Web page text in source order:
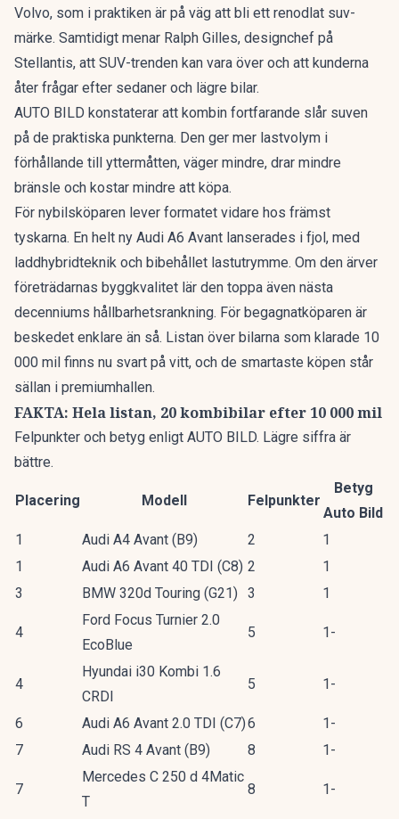
Volvo, som i praktiken är på väg att bli ett renodlat suv-
märke. Samtidigt menar Ralph Gilles, designchef på
Stellantis, att SUV-trenden kan vara över och att kunderna
åter frågar efter sedaner och lägre bilar.
AUTO BILD konstaterar att kombin fortfarande slår suven
på de praktiska punkterna. Den ger mer lastvolym i
förhållande till yttermåtten, väger mindre, drar mindre
bränsle och kostar mindre att köpa.
För nybilsköparen lever formatet vidare hos främst
tyskarna. En helt ny Audi A6 Avant lanserades i fjol, med
laddhybridteknik och bibehållet lastutrymme. Om den ärver
företrädarnas byggkvalitet lär den toppa även nästa
decenniums hållbarhetsrankning. För begagnatköparen är
beskedet enklare än så. Listan över bilarna som klarade 10
000 mil finns nu svart på vitt, och de smartaste köpen står
sällan i premiumhallen.
FAKTA: Hela listan, 20 kombibilar efter 10 000 mil
Felpunkter och betyg enligt AUTO BILD. Lägre siffra är
bättre.
Placering Modell Felpunkter
Betyg
Auto Bild
1
Audi A4 Avant (B9) 2
1
1
Audi A6 Avant 40 TDI (C8) 2
1
3
BMW 320d Touring (G21) 3 1
4
Ford Focus Turnier 2.0
EcoBlue
5 1-
4
Hyundai i30 Kombi 1.6
CRDI
5 1-
6 Audi A6 Avant 2.0 TDI (C7)6
1-
7
Audi RS 4 Avant (B9) 8 1-
7
Mercedes C 250 d 4Matic
T
8 1-